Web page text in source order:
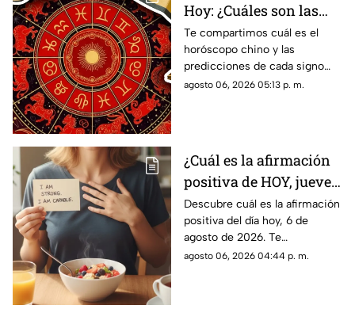
Hoy: ¿Cuáles son las
predicciones para este
jueves 6 de agosto de
2026?
Te compartimos cuál es el
horóscopo chino y las
predicciones de cada signo
para el día de hoy, jueves 6 de
agosto 06, 2026 05:13 p. m.
¿Cuál es la afirmación
positiva de HOY, jueves
6 de agosto de 2026?
Repite estas palabras y
llena tu día de energía
Descubre cuál es la afirmación
positiva del día hoy, 6 de
agosto de 2026. Te
compartimos un mensaje
agosto 06, 2026 04:44 p. m.